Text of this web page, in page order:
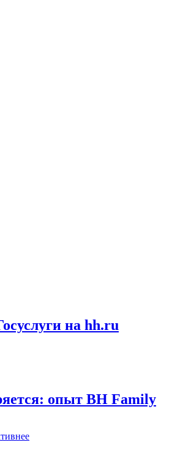
на hh.ru
опыт BH Family